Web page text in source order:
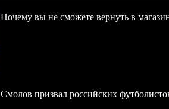
Почему вы не сможете вернуть в
Смолов призвал российских